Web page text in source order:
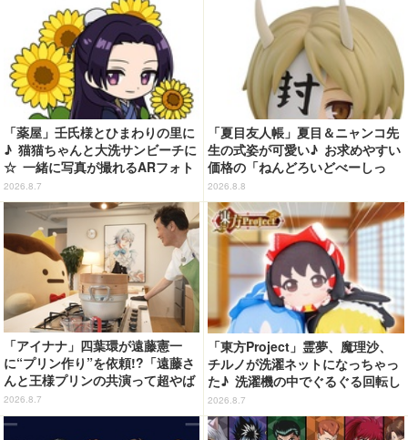
「薬屋」壬氏様とひまわりの里に
♪ 猫猫ちゃんと大洗サンビーチに
☆ 一緒に写真が撮れるARフォト
スポット企画「猫猫・壬氏と夏巡
り」開催【茨城県】
2026.8.7
「夏目友人帳」夏目＆ニャンコ先
生の式姿が可愛い♪ お求めやすい
価格の「ねんどろいどべーしっ
く」から登場！ ちんまい二人が
並んだ姿にキュン☆
2026.8.8
「アイナナ」四葉環が遠藤憲一
に“プリン作り”を依頼!?「遠藤さ
んと王様プリンの共演って超やば
くね!?」
2026.8.7
「東方Project」霊夢、魔理沙、
チルノが洗濯ネットになっちゃっ
た♪ 洗濯機の中でぐるぐる回転し
続ける姿を思わず眺めたくなっち
ゃう!?
2026.8.7